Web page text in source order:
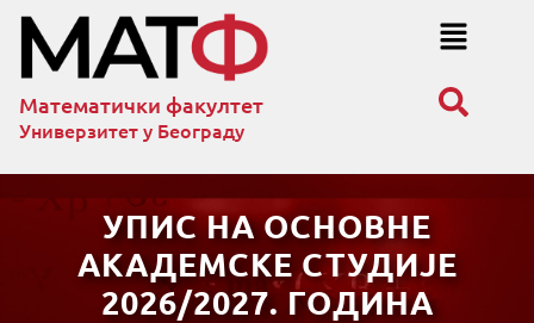
Математички факултет
Универзитет у Београду
УПИС НА ОСНОВНЕ
АКАДЕМСКЕ СТУДИЈЕ
2026/2027. ГОДИНA